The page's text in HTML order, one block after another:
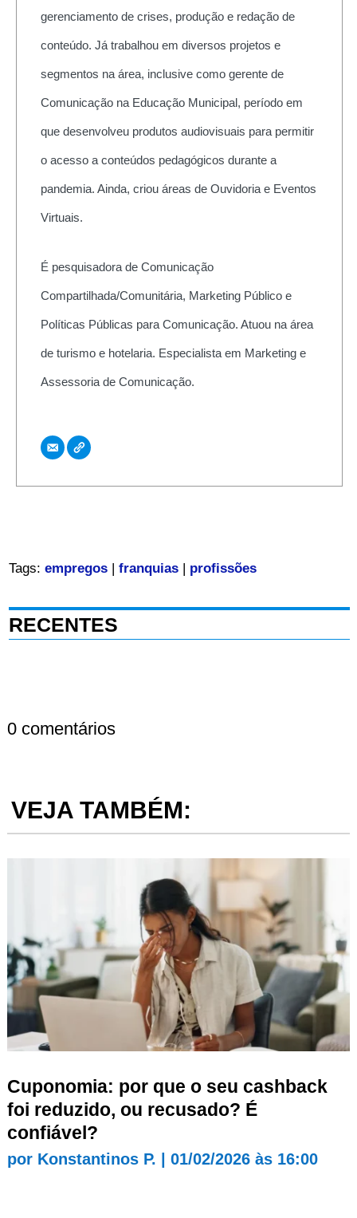
gerenciamento de crises, produção e redação de
conteúdo. Já trabalhou em diversos projetos e
segmentos na área, inclusive como gerente de
Comunicação na Educação Municipal, período em
que desenvolveu produtos audiovisuais para permitir
o acesso a conteúdos pedagógicos durante a
pandemia. Ainda, criou áreas de Ouvidoria e Eventos
Virtuais.
É pesquisadora de Comunicação
Compartilhada/Comunitária, Marketing Público e
Políticas Públicas para Comunicação. Atuou na área
de turismo e hotelaria. Especialista em Marketing e
Assessoria de Comunicação.
Tags: empregos| franquias| profissões
RECENTES
0 comentários
VEJA TAMBÉM:
Cuponomia: por que o seu cashback
foi reduzido, ou recusado? É
confiável?
por Konstantinos P. 01/02/2026 às 16:00